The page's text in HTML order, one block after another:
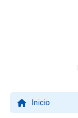
Inicio